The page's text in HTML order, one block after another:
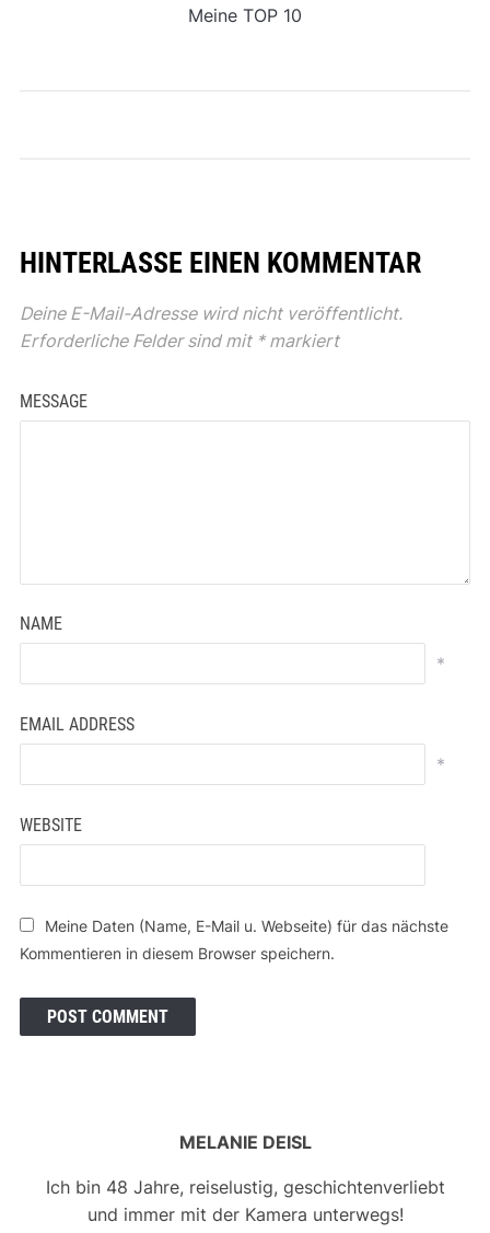
Meine TOP 10
HINTERLASSE EINEN KOMMENTAR
Deine E-Mail-Adresse wird nicht veröffentlicht.
Erforderliche Felder sind mit *markiert
MESSAGE
NAME
*
EMAIL ADDRESS
*
WEBSITE
Meine Daten (Name, E-Mail u. Webseite) für das nächste
Kommentieren in diesem Browser speichern.
MELANIE DEISL
Ich bin 48 Jahre, reiselustig, geschichtenverliebt
und immer mit der Kamera unterwegs!